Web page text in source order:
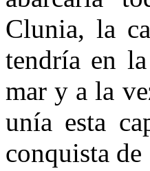
Clunia, la
tendría en
mar y a la
unía esta
conquista